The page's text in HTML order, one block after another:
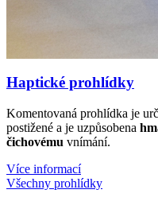
Haptické prohlídky
Komentovaná prohlídka je
postižené a je uzpůsobena
čichovému vnímání.
Více informací
Všechny prohlídky